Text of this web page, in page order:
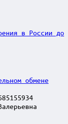
в России до
обмене